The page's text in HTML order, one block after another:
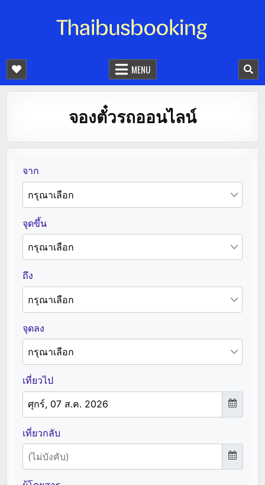
จองตั๋วรถออนไลน์ 24 ชั่วโมง
MENU
จองตั๋วรถออนไลน์